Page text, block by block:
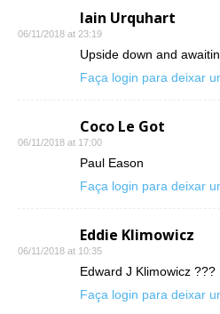
Iain Urquhart
06/11/2018 at 23:19
Upside down and
Faça login para deixar
Coco Le Got
06/11/2018 at 17:00
Paul Eason
Faça login para deixar
Eddie Klimowicz
06/11/2018 at 10:35
Edward J Klimowicz ???
Faça login para deixar